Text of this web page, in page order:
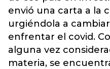
envió una carta a la
urgiéndola a
enfrentar el covid.
alguna vez
materia, se